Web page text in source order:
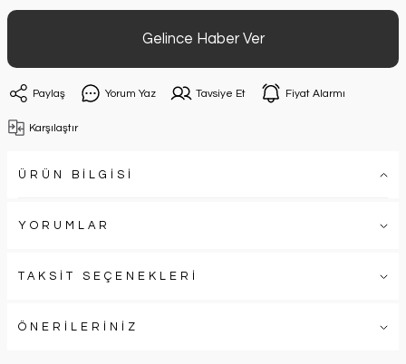
Gelince Haber Ver
Paylaş Yorum Yaz Tavsiye Et Fiyat Alarmı
Karşılaştır
ÜRÜN BİLGİSİ
YORUMLAR
TAKSİT SEÇENEKLERİ
ÖNERİLERİNİZ